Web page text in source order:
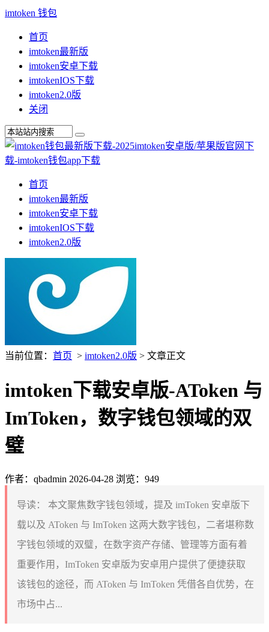
imtoken 钱包
首页
imtoken最新版
imtoken安卓下载
imtokenIOS下载
imtoken2.0版
关闭
首页
imtoken最新版
imtoken安卓下载
imtokenIOS下载
imtoken2.0版
当前位置： 首页 > imtoken2.0版 > 文章正文
imtoken下载安卓版-AToken 与
ImToken，数字钱包领域的双
璧
作者：qbadmin 2026-04-28 浏览：949
导读：
本文聚焦数字钱包领域，提及 imToken 安卓版下
载以及 AToken 与 ImToken 这两大数字钱包，二者堪称数
字钱包领域的双璧，在数字资产存储、管理等方面有着
重要作用，ImToken 安卓版为安卓用户提供了便捷获取
该钱包的途径，而 AToken 与 ImToken 凭借各自优势，在
市场中占...